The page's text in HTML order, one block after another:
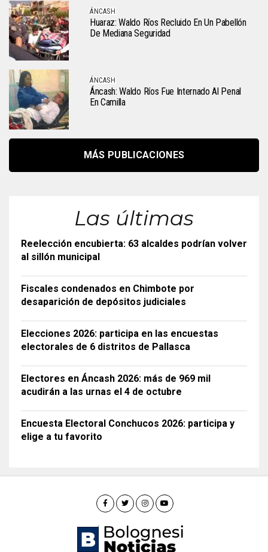
ÁNCASH
Huaraz: Waldo Ríos Recluido En Un Pabellón
De Mediana Seguridad
ÁNCASH
Áncash: Waldo Ríos Fue Internado Al Penal
En Camilla
MÁS PUBLICACIONES
Las últimas
Reelección encubierta: 63 alcaldes podrían volver
al sillón municipal
Fiscales condenados en Chimbote por
desaparición de depósitos judiciales
Elecciones 2026: participa en las encuestas
electorales de 6 distritos de Pallasca
Electores en Áncash 2026: más de 969 mil
acudirán a las urnas el 4 de octubre
Encuesta Electoral Conchucos 2026: participa y
elige a tu favorito